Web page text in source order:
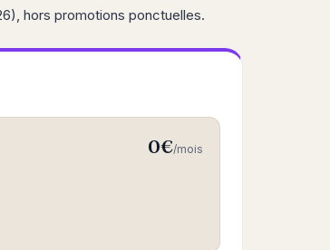
hors promotions ponctuelles.
0€/mois